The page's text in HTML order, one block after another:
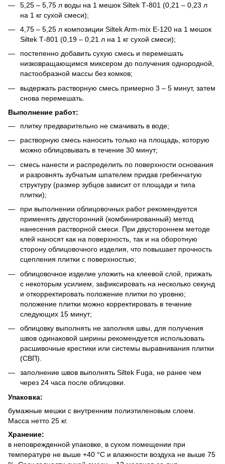
5,25 – 5,75 л воды на 1 мешок Siltek Т-801 (0,21 – 0,23 л
на 1 кг сухой смеси);
4,75 – 5,25 л композиции Siltek Arm-mix Е-120 на 1 мешок
Siltek Т-801 (0,19 – 0,21 л на 1 кг сухой смеси);
постепенно добавить сухую смесь и перемешать
низковращающимся миксером до получения однородной,
пастообразной массы без комков;
выдержать растворную смесь примерно 3 – 5 минут, затем
снова перемешать.
Выполнение работ:
плитку предварительно не смачивать в воде;
растворную смесь наносить только на площадь, которую
можно облицовывать в течение 30 минут;
смесь нанести и распределить по поверхности основания
и разровнять зубчатым шпателем придав гребенчатую
структуру (размер зубцов зависит от площади и типа
плитки);
при выполнении облицовочных работ рекомендуется
применять двусторонний (комбинированный) метод
нанесения растворной смеси. При двустороннем методе
клей наносят как на поверхность, так и на оборотную
сторону облицовочного изделия, что повышает прочность
сцепления плитки с поверхностью;
облицовочное изделие уложить на клеевой слой, прижать
с некоторым усилием, зафиксировать на несколько секунд
и откорректировать положение плитки по уровню;
положение плитки можно корректировать в течение
следующих 15 минут;
облицовку выполнять не заполняя швы, для получения
швов одинаковой ширины рекомендуется использовать
расшивочные крестики или системы выравнивания плитки
(СВП).
заполнение швов выполнять Siltek Fuga, не ранее чем
через 24 часа после облицовки.
Упаковка:
бумажные мешки с внутренним полиэтиленовым слоем.
Масса нетто 25 кг.
Хранение:
в неповрежденной упаковке, в сухом помещении при
температуре не выше +40 °С и влажности воздуха не выше 75